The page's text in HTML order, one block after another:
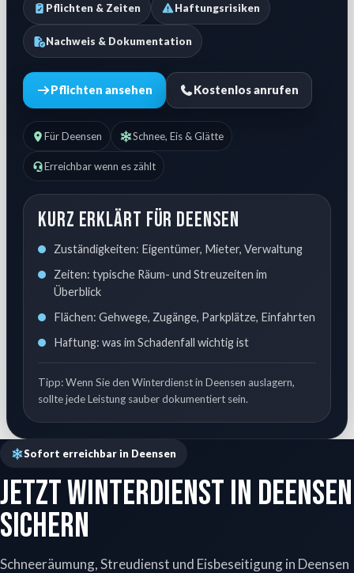
Pflichten & Zeiten Haftungsrisiken
Nachweis & Dokumentation
Pflichten ansehen Kostenlos anrufen
Für Deensen Schnee, Eis & Glätte
Erreichbar wenn es zählt
Kurz erklärt für Deensen
Zuständigkeiten: Eigentümer, Mieter, Verwaltung
Zeiten: typische Räum- und Streuzeiten im
Überblick
Flächen: Gehwege, Zugänge, Parkplätze, Einfahrten
Haftung: was im Schadenfall wichtig ist
Tipp: Wenn Sie den Winterdienst in Deensen auslagern,
sollte jede Leistung sauber dokumentiert sein.
Sofort erreichbar in Deensen
Jetzt Winterdienst in Deensen
sichern
Schneeräumung, Streudienst und Eisbeseitigung in Deensen